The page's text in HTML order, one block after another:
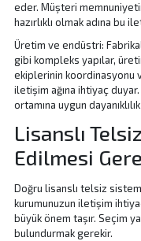
eder. Müşteri
hazırlıklı olmak adına bu
Üretim ve endüstri:
gibi kompleks yapılar,
ekiplerinin koordinasyonu
iletişim ağına ihtiyaç
ortamına uygun
Lisanslı
Edilmesi
Doğru lisanslı telsiz
kurumunuzun iletişim
büyük önem taşır. Seçim
bulundurmak gerekir.